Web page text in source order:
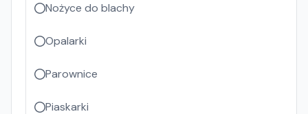
Nożyce do blachy
Opalarki
Parownice
Piaskarki